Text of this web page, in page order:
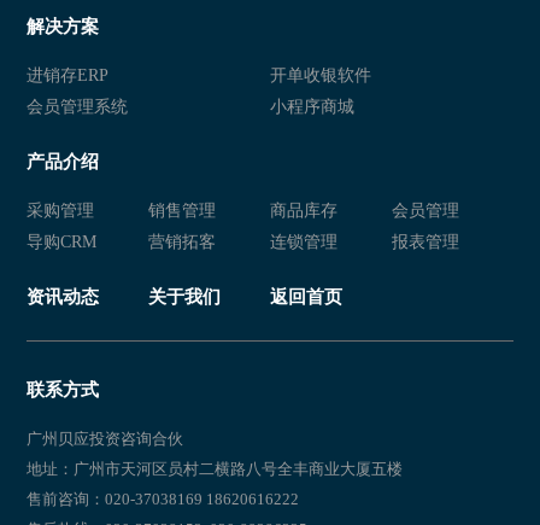
解决方案
进销存ERP
开单收银软件
会员管理系统
小程序商城
产品介绍
采购管理 销售管理 商品库存
会员管理
导购CRM
营销拓客 连锁管理 报表管理
资讯动态 关于我们 返回首页
联系方式
广州贝应投资咨询合伙
地址：广州市天河区员村二横路八号全丰商业大厦五楼
售前咨询：020-37038169 18620616222